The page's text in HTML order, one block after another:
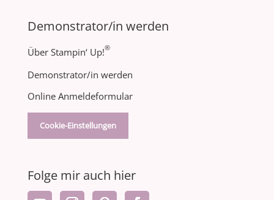
Demonstrator/in werden
Über Stampin‘ Up!®
Demonstrator/in werden
Online Anmeldeformular
Cookie-Einstellungen
Folge mir auch hier